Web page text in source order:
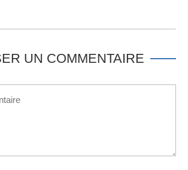
UN COMMENTAIRE